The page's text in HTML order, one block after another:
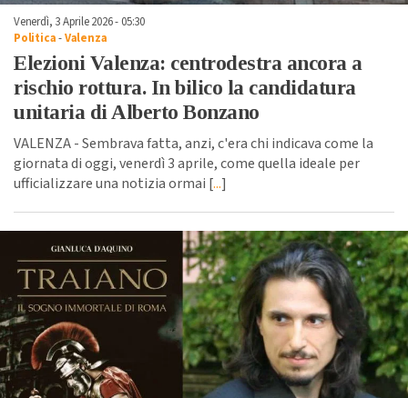
Venerdì, 3 Aprile 2026 - 05:30
Politica-Valenza
Elezioni Valenza: centrodestra ancora a
rischio rottura. In bilico la candidatura
unitaria di Alberto Bonzano
VALENZA - Sembrava fatta, anzi, c'era chi indicava come la
giornata di oggi, venerdì 3 aprile, come quella ideale per
ufficializzare una notizia ormai [...]